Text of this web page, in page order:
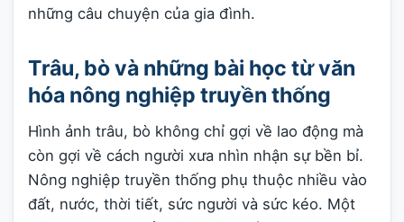
những câu chuyện của gia đình.
Trâu, bò và những bài học từ văn
hóa nông nghiệp truyền thống
Hình ảnh trâu, bò không chỉ gợi về lao động mà
còn gợi về cách người xưa nhìn nhận sự bền bỉ.
Nông nghiệp truyền thống phụ thuộc nhiều vào
đất, nước, thời tiết, sức người và sức kéo. Một